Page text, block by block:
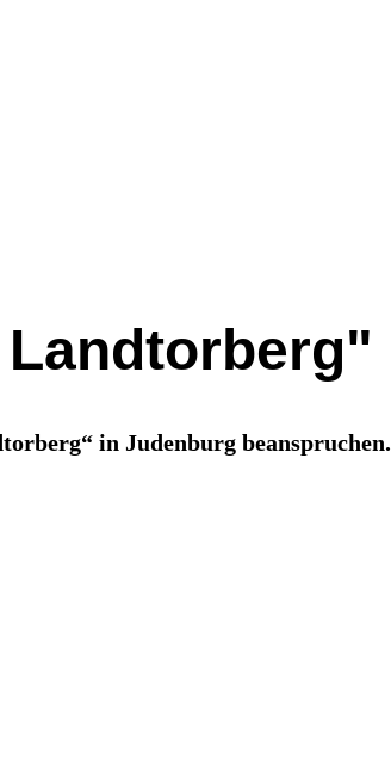
in Judenburg beanspruchen.